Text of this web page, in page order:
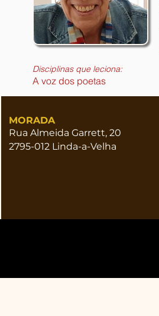
Disciplinas que leciona:
A voz dos poetas
MORADA
Rua Almeida Garrett, 20
2795-012 Linda-a-Velha